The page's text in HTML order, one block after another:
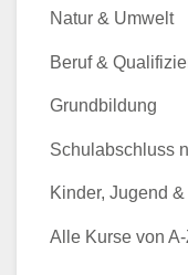
Natur & Umwelt
Beruf &
Grundbildung
Schulabschluss
Kinder, Jugend
Alle Kurse von A-